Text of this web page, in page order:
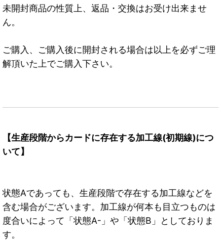
未開封商品の性質上、返品・交換はお受け出来ませ
ん。
ご購入、ご購入後に開封される場合は以上を必ずご理
解頂いた上でご購入下さい。
【生産段階からカードに存在する加工線(初期線)につ
いて】
状態Aであっても、生産段階で存在する加工線などを
含む場合がございます。加工線が何本も目立つものは
度合いによって「状態A-」や「状態B」としておりま
す。